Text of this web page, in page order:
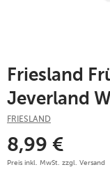
Friesland
Jeverland
FRIESLAND
8,99 €
Preis inkl. MwSt. zzgl. Versand